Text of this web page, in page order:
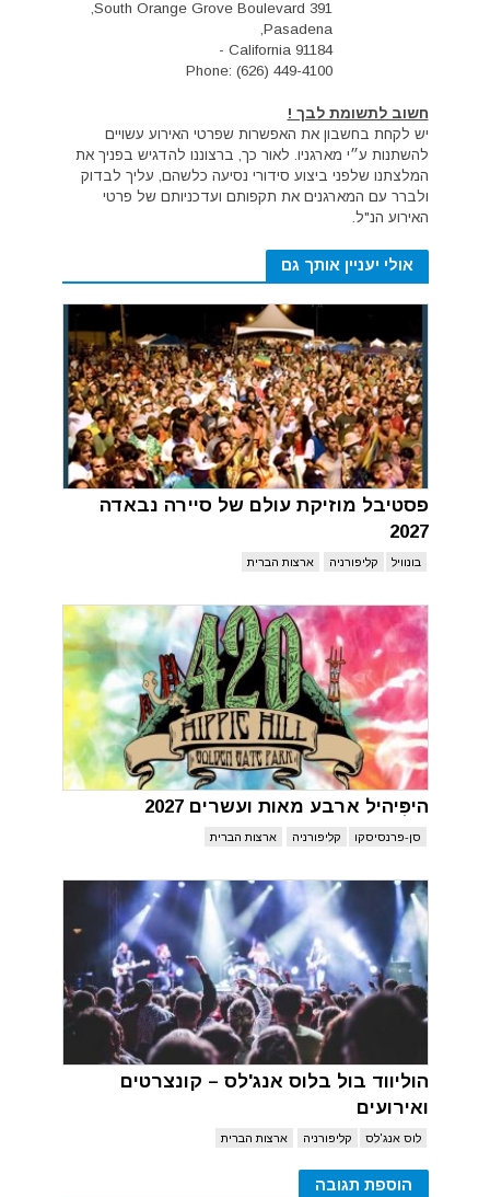
391 South Orange Grove Boulevard,
Pasadena,
California 91184 -
Phone: (626) 449-4100
חשוב לתשומת לבך !
יש לקחת בחשבון את האפשרות שפרטי האירוע עשויים
להשתנות ע״י מארגניו. לאור כך, ברצוננו להדגיש בפניך את
המלצתנו שלפני ביצוע סידורי נסיעה כלשהם, עליך לבדוק
ולברר עם המארגנים את תקפותם ועדכניותם של פרטי
האירוע הנ"ל.
אולי יעניין אותך גם
פסטיבל מוזיקת עולם של סיירה נבאדה
2027
בונוויל קליפורניה ארצות הברית
היפִּיהיל ארבע מאות ועשרים 2027
סן-פרנסיסקו קליפורניה ארצות הברית
הוליווד בול בלוס אנג'לס – קונצרטים
ואירועים
לוס אנג'לס קליפורניה ארצות הברית
הוספת תגובה